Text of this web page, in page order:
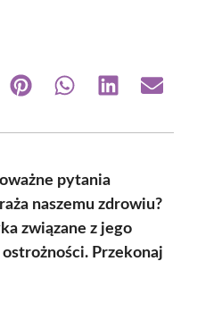
Share Share Share Share
pytania
naszemu zdrowiu?
związane z jego
Przekonaj